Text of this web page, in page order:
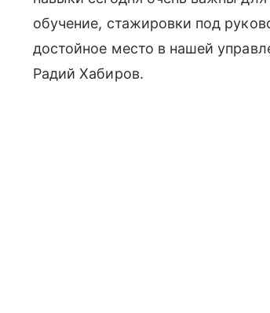
обучение, стажировки под
достойное место в нашей
Радий Хабиров.